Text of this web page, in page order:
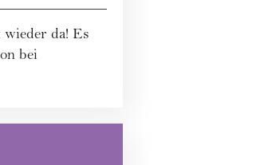
da! Es
bei